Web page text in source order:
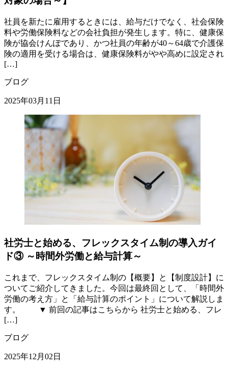
社員を新たに雇用するときには、給与だけでなく、社会保険
料や労働保険料などの会社負担が発生します。特に、健康保
険が協会けんぽであり、かつ社員の年齢が40～64歳で介護保
険の適用を受ける場合は、健康保険料がやや高めに設定され
[…]
ブログ
2025年03月11日
社労士と始める、フレックスタイム制の導入ガイ
ド③ ～時間外労働と給与計算～
これまで、フレックスタイム制の【概要】と【制度設計】に
ついてご紹介してきました。今回は最終回として、「時間外
労働の考え方」と「給与計算のポイント」について解説しま
す。 ▼ 前回の記事はこちらから 社労士と始める、フレ
[…]
ブログ
2025年12月02日